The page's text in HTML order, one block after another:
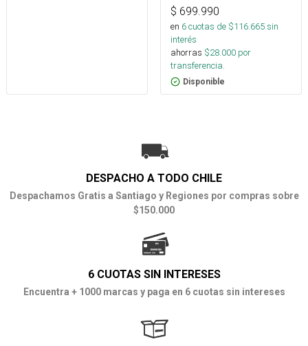
$ 699.990
en 6cuotas de $116.665sin
interés
ahorras $28.000 por
transferencia.
Disponible
DESPACHO A TODO CHILE
Despachamos Gratis a Santiago y Regiones por compras sobre
$150.000
6 CUOTAS SIN INTERESES
Encuentra + 1000 marcas y paga en 6 cuotas sin intereses